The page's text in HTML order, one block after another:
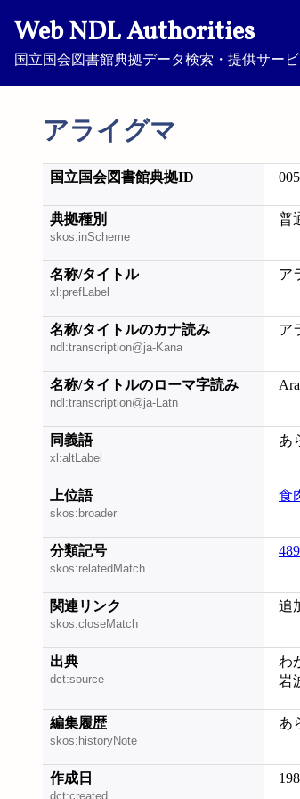
Web NDL Authorities
国立国会図書館典拠データ検索・提供サービ
アライグマ
国立国会図書館典拠ID
典拠種別
skos:inScheme
普
名称/タイトル
xl:prefLabel
ア
名称/タイトルのカナ読み
ndl:transcription@ja-Kana
ア
名称/タイトルのローマ字読み
ndl:transcription@ja-Latn
同義語
xl:altLabel
あ
上位語
skos:broader
食
分類記号
skos:relatedMatch
関連リンク
skos:closeMatch
追
出典
dct:source
わ
岩
編集履歴
skos:historyNote
あ
作成日
dct:created